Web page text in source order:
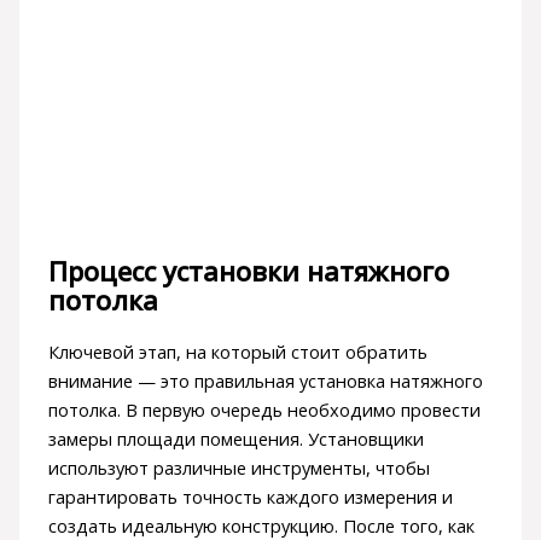
Процесс установки натяжного
потолка
Ключевой этап, на который стоит обратить
внимание — это правильная установка натяжного
потолка. В первую очередь необходимо провести
замеры площади помещения. Установщики
используют различные инструменты, чтобы
гарантировать точность каждого измерения и
создать идеальную конструкцию. После того, как